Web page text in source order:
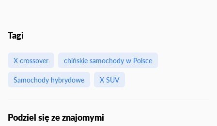
Tagi
X crossover
chińskie samochody w Polsce
Samochody hybrydowe
X SUV
Podziel się ze znajomymi